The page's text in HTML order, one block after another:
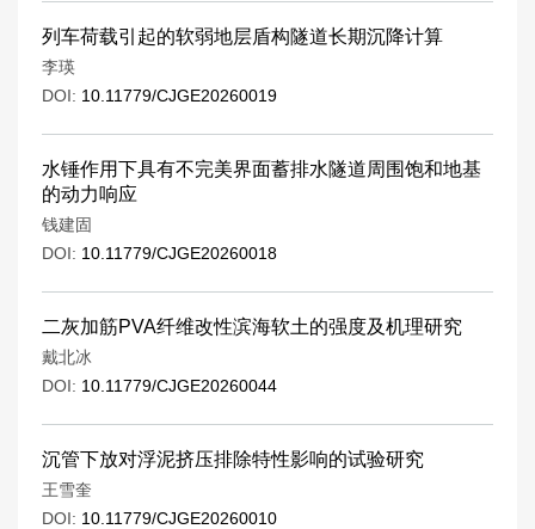
列车荷载引起的软弱地层盾构隧道长期沉降计算
李瑛
DOI: 10.11779/CJGE20260019
水锤作用下具有不完美界面蓄排水隧道周围饱和地基
的动力响应
钱建固
DOI: 10.11779/CJGE20260018
二灰加筋PVA纤维改性滨海软土的强度及机理研究
戴北冰
DOI: 10.11779/CJGE20260044
沉管下放对浮泥挤压排除特性影响的试验研究
王雪奎
DOI: 10.11779/CJGE20260010